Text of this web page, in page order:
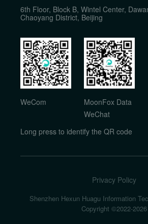
6th Floor, Block B, Wintel Center,
Chaoyang District, Beijing
WeCom
MoonFox Data
WeChat
Long press to identify the QR code
Privacy Policy
Shenzhen Hexun Huagu Information
Copyright ©2022-2026